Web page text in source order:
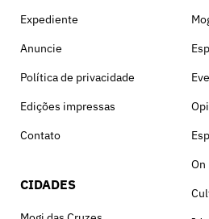
Expediente
Anuncie
Política de privacidade
Edições impressas
Contato
CIDADES
On